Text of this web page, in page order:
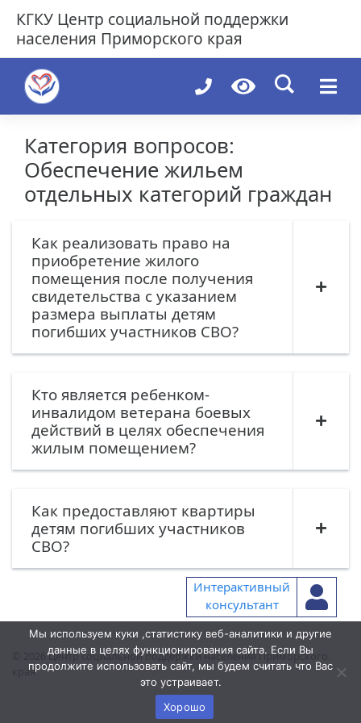
content
КГКУ Центр социальной поддержки
населения Приморского края
Категория вопросов:
Обеспечение жильем
отдельных категорий граждан
Как реализовать право на
приобретение жилого
помещения после получения
свидетельства с указанием
размера выплаты детям
погибших участников СВО?
Кто является ребенком-
инвалидом ветерана боевых
действий в целях обеспечения
жилым помещением?
Как предоставляют квартиры
детям погибших участников
СВО?
Интерактивный
консультант
© 2026Центр социальной поддержки населения Приморского
края
Мы используем куки ,статистику веб-аналитики и другие
данные в целях функционирования сайта. Если Вы
продолжите использовать сайт, мы будем считать что Вас
это устраивает.
Хорошо